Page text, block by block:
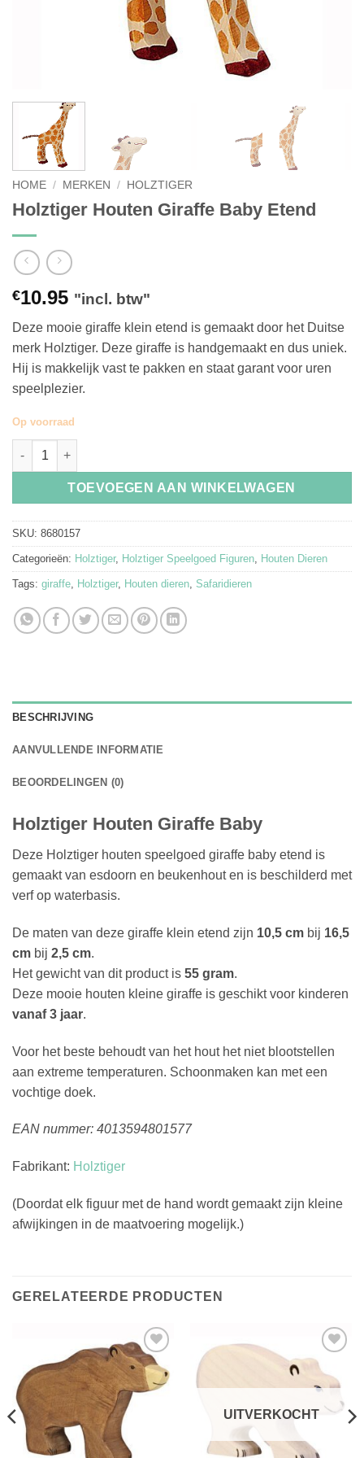
HOME / MERKEN / HOLZTIGER
Holztiger Houten Giraffe Baby Etend
€10.95 "incl. btw"
Deze mooie giraffe klein etend is gemaakt door het Duitse
merk Holztiger. Deze giraffe is handgemaakt en dus uniek.
Hij is makkelijk vast te pakken en staat garant voor uren
speelplezier.
Op voorraad
Holztiger Houten Giraffe Baby Etend aantal
TOEVOEGEN AAN WINKELWAGEN
SKU: 8680157
Categorieën: Holztiger, Holztiger Speelgoed Figuren Houten Dieren
Tags: giraffe Holztiger, Houten dieren Safaridieren
BESCHRIJVING
AANVULLENDE INFORMATIE
BEOORDELINGEN (0)
Holztiger Houten Giraffe Baby
Deze Holztiger houten speelgoed giraffe baby etend is
gemaakt van esdoorn en beukenhout en is beschilderd met
verf op waterbasis.
De maten van deze giraffe klein etend zijn 10,5 cm bij 16,5
cm bij 2,5 cm.
Het gewicht van dit product is 55 gram.
Deze mooie houten kleine giraffe is geschikt voor kinderen
vanaf 3 jaar.
Voor het beste behoudt van het hout het niet blootstellen
aan extreme temperaturen. Schoonmaken kan met een
vochtige doek.
EAN nummer: 4013594801577
Fabrikant: Holztiger
(Doordat elk figuur met de hand wordt gemaakt zijn kleine
afwijkingen in de maatvoering mogelijk.)
GERELATEERDE PRODUCTEN
Toevoegen
aan
verlanglijst
Toevoegen
aan
verlanglijst
UITVERKOCHT